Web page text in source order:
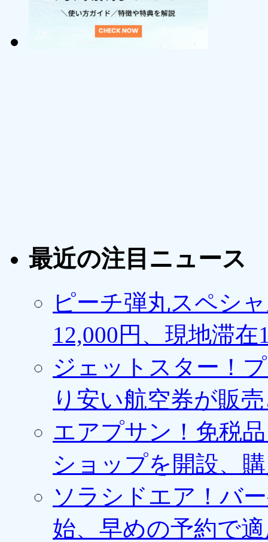
最近の注目ニュース
ピーチ弾丸スペシ
12,000円、現地滞
ジェットスター！
り安い航空券が販
エアプサン！免税
ショップを開設、
ソラシドエア！バ
始、早めの予約で